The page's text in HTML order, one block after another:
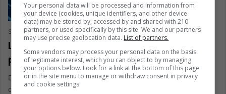
Sergio Ortiz February 15, 2023 0 404
Los retos de la inteligencia artificial
para la educación
Desde que en febrero de 1996 una supercomputadora de IBM
derrotó en una partida de ajedrez a Kasparov campeón
Your personal data will be processed and information from
your device (cookies, unique identifiers, and other device
data) may be stored by, accessed by and shared with 210
partners, or used specifically by this site. We and our partners
may use precise geolocation data. List of partners.
Some vendors may process your personal data on the basis
of legitimate interest, which you can object to by managing
your options below. Look for a link at the bottom of this page
or in the site menu to manage or withdraw consent in privacy
and cookie settings.